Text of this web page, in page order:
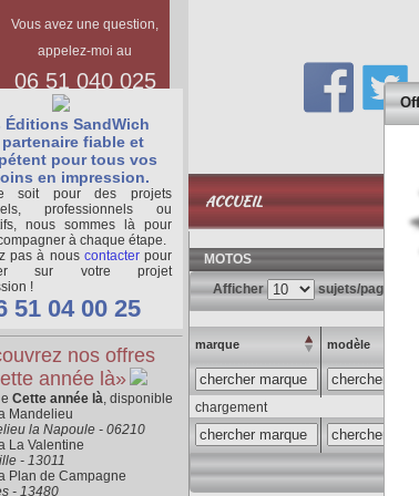
ACCUEIL
Vous avez une question,
appelez-moi au
06 51 040 025
MOTOS
Afficher
sujets/page
marque modèle
chargement
Éditions SandWich
fiable et
pour tous vos
en impression.
soit pour des projets
professionnels ou
nous sommes là pour
à chaque étape.
pas à nous contacterpour
sur votre projet
!
51 04 00 25
nos offres
année là»
Cette année là, disponible
Mandelieu
la Napoule - 06210
La Valentine
- 13011
Plan de Campagne
- 13480